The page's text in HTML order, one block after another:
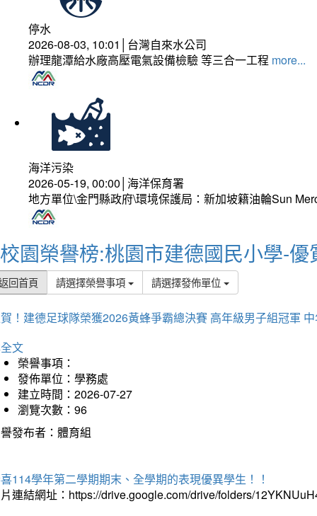
停水
2026-08-03, 10:01│台灣自來水公司
辦理龍潭給水廠高壓電氣設備檢驗 等三合一工程 more...
海洋污染
2026-05-19, 00:00│海洋保育署
地方單位\金門縣政府\環境保護局：新加坡籍油輪Sun
校園榮譽榜:桃園市建德國民小學-優
回首頁 請選擇榮譽事項 請選擇發佈單位
！建德足球隊榮獲2026黃蜂爭霸總決賽 高年級男子組冠軍
文
榮譽事項：
發佈單位：學務處
建立時間：2026-07-27
瀏覽次數：96
發布者：體育組
114學年第二學期期末、全學期的表現優異學生！！
連結網址：https://drive.google.com/drive/folders/